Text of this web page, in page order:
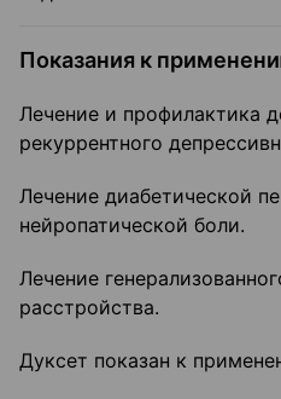
Показания к
Лечение и профилактика
рекуррентного
Лечение диабетической
нейропатической боли.
Лечение
расстройства.
Дуксет показан к